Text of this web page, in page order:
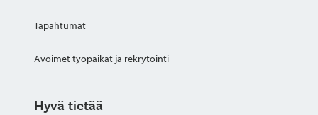
Tapahtumat
Avoimet työpaikat ja rekrytointi
Hyvä tietää